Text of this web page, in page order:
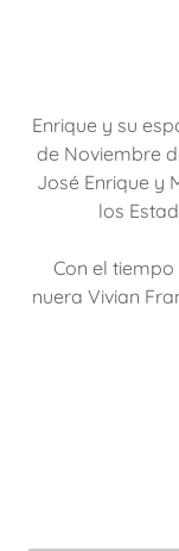
Enrique y su
de Noviembre
José Enrique y
los
Con el
nuera Vivian